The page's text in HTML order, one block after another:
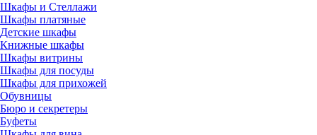
Шкафы и Стеллажи
Шкафы платяные
Детские шкафы
Книжные шкафы
Шкафы витрины
Шкафы для посуды
Шкафы для прихожей
Обувницы
Бюро и секретеры
Буфеты